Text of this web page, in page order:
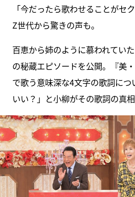
「今だったら歌わせることがセ
Z世代から驚きの声も。
百恵から姉のように慕われてい
の秘蔵エピソードを公開。『美
で歌う意味深な4文字の歌詞につ
いい？」と小柳がその歌詞の真相